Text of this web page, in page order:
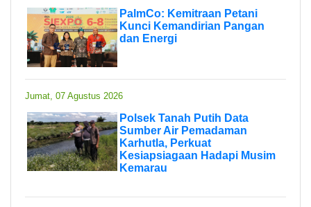
PalmCo: Kemitraan Petani
Kunci Kemandirian Pangan
dan Energi
Jumat, 07 Agustus 2026
Polsek Tanah Putih Data
Sumber Air Pemadaman
Karhutla, Perkuat
Kesiapsiagaan Hadapi Musim
Kemarau